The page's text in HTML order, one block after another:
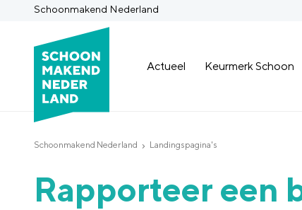
Schoonmakend Nederland
Actueel Keurmerk Schoon
Schoonmakend Nederland Landingspagina's
Rapporteer een